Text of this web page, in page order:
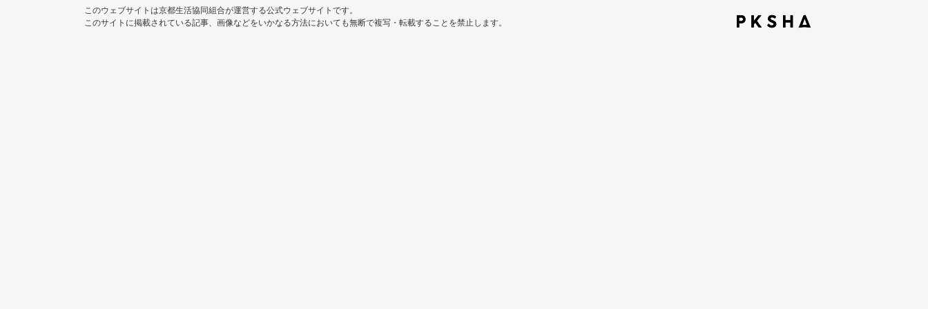
このウェブサイトは京都生活協同組合が運営する公式ウェブサイトです。
このサイトに掲載されている記事、画像などをいかなる方法においても無断で複写・転載することを禁止します。